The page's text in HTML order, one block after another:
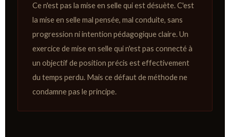
Ce n'est pas la mise en selle qui est désuète. C'est
la mise en selle mal pensée, mal conduite, sans
progression ni intention pédagogique claire. Un
exercice de mise en selle qui n'est pas connecté à
un objectif de position précis est effectivement
du temps perdu. Mais ce défaut de méthode ne
condamne pas le principe.